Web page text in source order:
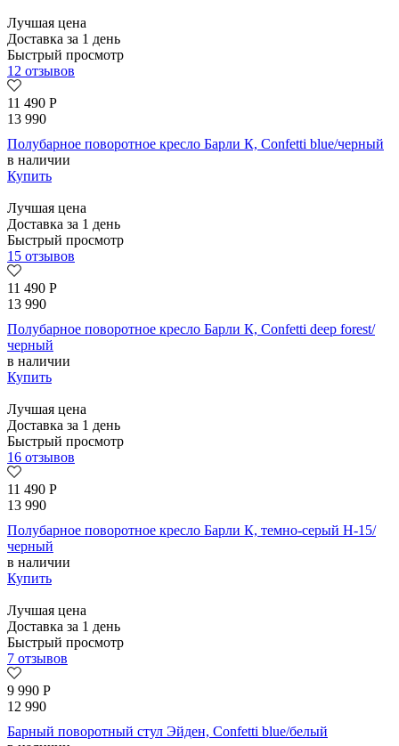
Лучшая цена
Доставка за 1 день
Быстрый просмотр
12 отзывов
11 490 Р
13 990
Полубарное поворотное кресло Барли К, Confetti blue/черный
в наличии
Купить
Лучшая цена
Доставка за 1 день
Быстрый просмотр
15 отзывов
11 490 Р
13 990
Полубарное поворотное кресло Барли К, Confetti deep forest/
черный
в наличии
Купить
Лучшая цена
Доставка за 1 день
Быстрый просмотр
16 отзывов
11 490 Р
13 990
Полубарное поворотное кресло Барли К, темно-серый H-15/
черный
в наличии
Купить
Лучшая цена
Доставка за 1 день
Быстрый просмотр
7 отзывов
9 990 Р
12 990
Барный поворотный стул Эйден, Confetti blue/белый